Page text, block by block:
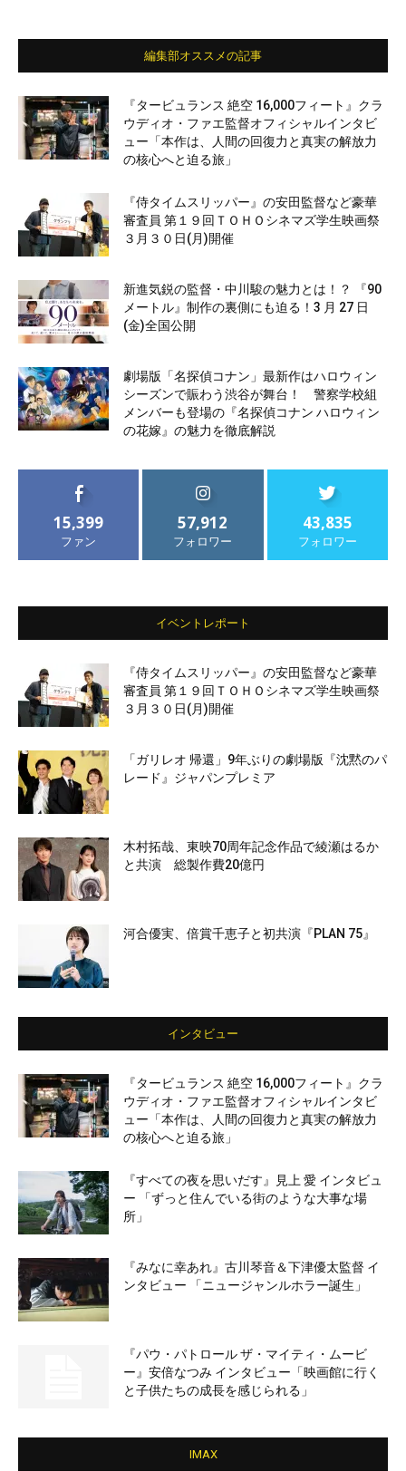
編集部オススメの記事
『タービュランス 絶空 16,000フィート』クラ
ウディオ・ファエ監督オフィシャルインタビ
ュー「本作は、人間の回復力と真実の解放力
の核心へと迫る旅」
『侍タイムスリッパー』の安田監督など豪華
審査員 第１９回ＴＯＨＯシネマズ学生映画祭
３月３０日(月)開催
新進気鋭の監督・中川駿の魅力とは！？ 『90
メートル』制作の裏側にも迫る！3 月 27 日
(金)全国公開
劇場版「名探偵コナン」最新作はハロウィン
シーズンで賑わう渋谷が舞台！ 警察学校組
メンバーも登場の『名探偵コナン ハロウィン
の花嫁』の魅力を徹底解説
15,399
ファン
57,912
フォロワー
43,835
フォロワー
イベントレポート
『侍タイムスリッパー』の安田監督など豪華
審査員 第１９回ＴＯＨＯシネマズ学生映画祭
３月３０日(月)開催
「ガリレオ 帰還」9年ぶりの劇場版『沈黙のパ
レード』ジャパンプレミア
木村拓哉、東映70周年記念作品で綾瀬はるか
と共演 総製作費20億円
河合優実、倍賞千恵子と初共演『PLAN 75』
インタビュー
『タービュランス 絶空 16,000フィート』クラ
ウディオ・ファエ監督オフィシャルインタビ
ュー「本作は、人間の回復力と真実の解放力
の核心へと迫る旅」
『すべての夜を思いだす』見上 愛 インタビュ
ー 「ずっと住んでいる街のような大事な場
所」
『みなに幸あれ』古川琴音＆下津優太監督 イ
ンタビュー 「ニュージャンルホラー誕生」
『パウ・パトロール ザ・マイティ・ムービ
ー』安倍なつみ インタビュー「映画館に行く
と子供たちの成長を感じられる」
IMAX